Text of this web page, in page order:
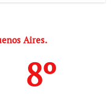
Aires.
8º